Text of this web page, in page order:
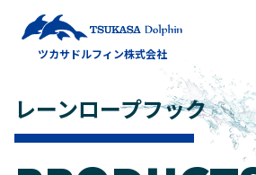
メインナビゲーション
ツカサドルフィン株式会社
レーンロープフック